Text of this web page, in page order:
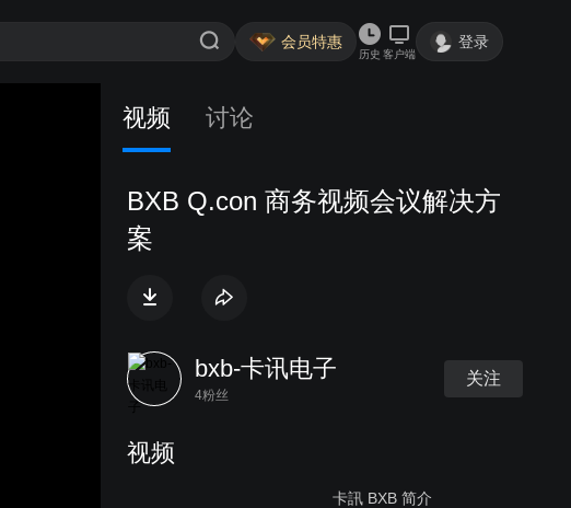
会员特惠
历史 客户端
登录
视频 讨论
BXB Q.con 商务视频会议解决方
案
bxb-卡讯电子
4粉丝
关注
视频
卡訊 BXB 简介